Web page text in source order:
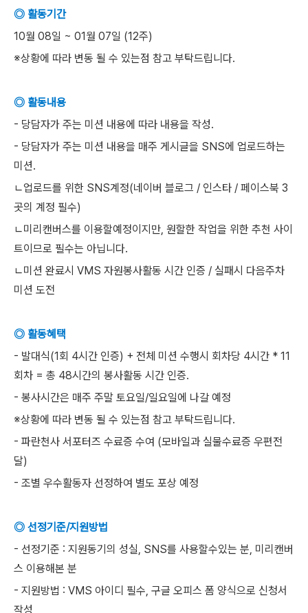
◎ 활동기간
10월 08일 ~ 01월 07일 (12주)
※상황에 따라 변동 될 수 있는점 참고 부탁드립니다.
◎ 활동내용
- 당담자가 주는 미션 내용에 따라 내용을 작성.
- 당담자가 주는 미션 내용을 매주 게시글을 SNS에 업로드하는
미션.
ㄴ업로드를 위한 SNS계정(네이버 블로그 / 인스타 / 페이스북 3
곳의 계정 필수)
ㄴ미리캔버스를 이용할예정이지만, 원할한 작업을 위한 추천 사이
트이므로 필수는 아닙니다.
ㄴ미션 완료시 VMS 자원봉사활동 시간 인증 / 실패시 다음주차
미션 도전
◎ 활동혜택
- 발대식(1회 4시간 인증) + 전체 미션 수행시 회차당 4시간 * 11
회차 = 총 48시간의 봉사활동 시간 인증.
- 봉사시간은 매주 주말 토요일/일요일에 나갈 예정
※상황에 따라 변동 될 수 있는점 참고 부탁드립니다.
- 파란천사 서포터즈 수료증 수여 (모바일과 실물수료증 우편전
달)
- 조별 우수활동자 선정하여 별도 포상 예정
◎ 선정기준/지원방법
- 선정기준 : 지원동기의 성실, SNS를 사용할수있는 분, 미리캔버
스 이용해본 분
- 지원방법 : VMS 아이디 필수, 구글 오피스 폼 양식으로 신청서
작성